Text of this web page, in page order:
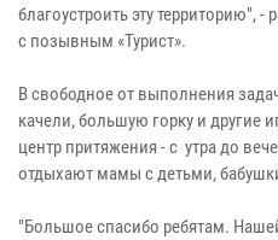
благоустроить эту территорию",
с позывным «Турист».
В свободное от выполнения
качели, большую горку и другие
центр притяжения - с утра до
отдыхают мамы с детьми,
"Большое спасибо ребятам.